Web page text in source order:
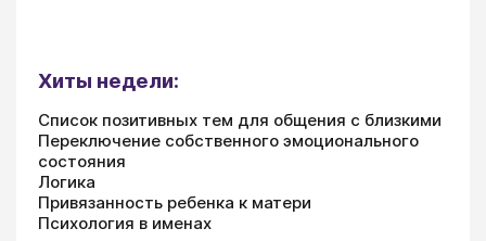
Хиты недели:
Список позитивных тем для общения с близкими
Переключение собственного эмоционального
состояния
Логика
Привязанность ребенка к матери
Психология в именах